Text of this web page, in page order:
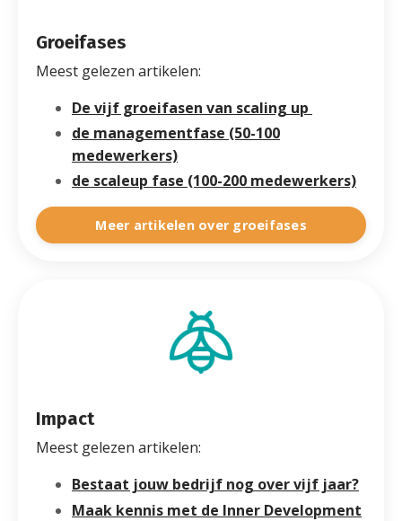
Groeifases
Meest gelezen artikelen:
De vijf groeifasen van scaling up
de managementfase (50-100
medewerkers)
de scaleup fase (100-200 medewerkers)
Meer artikelen over groeifases
Impact
Meest gelezen artikelen:
Bestaat jouw bedrijf nog over vijf jaar?
Maak kennis met de Inner Development